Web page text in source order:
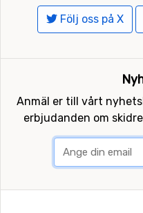
Följ oss på X
Anmäl er till vårt
erbjudanden om